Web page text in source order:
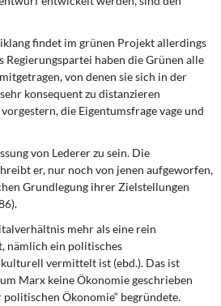
findet im grünen Projekt allerdings
Regierungspartei haben die Grünen alle
von denen sie sich in der
konsequent zu distanzieren
die Eigentumsfrage vage und
von Lederer zu sein. Die
er, nur noch von jenen aufgeworfen,
Grundlegung ihrer Zielstellungen
mehr als eine rein
nämlich ein politisches
vermittelt ist (ebd.). Das ist
Marx keine Ökonomie geschrieben
Ökonomie“ begründete.